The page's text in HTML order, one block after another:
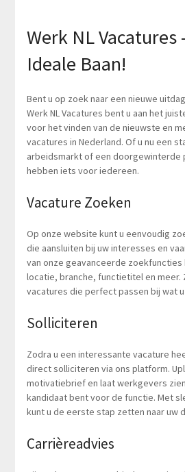
Werk NL Vacatures
Ideale Baan!
Bent u op zoek naar een nieuwe
Werk NL Vacatures bent u aan het
voor het vinden van de nieuwste en
vacatures in Nederland. Of u nu een
arbeidsmarkt of een doorgewinterde
hebben iets voor iedereen.
Vacature Zoeken
Op onze website kunt u eenvoudig
die aansluiten bij uw interesses en
van onze geavanceerde
locatie, branche, functietitel en meer.
vacatures die perfect passen bij wat
Solliciteren
Zodra u een interessante vacature
direct solliciteren via ons platform.
motivatiebrief en laat werkgevers
kandidaat bent voor de functie. Met
kunt u de eerste stap zetten naar uw
Carrièreadvies